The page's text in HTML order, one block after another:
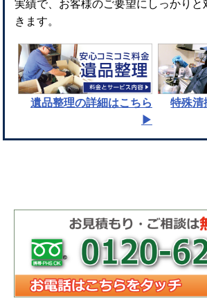
実績で、お客様のご要望にしっかりと
きます。
遺品整理の詳細はこちら
▶︎
特殊清